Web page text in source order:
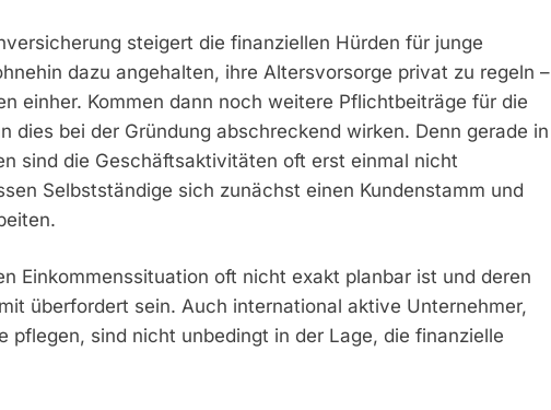
steigert die finanziellen Hürden für junge
dazu angehalten, ihre Altersvorsorge privat zu regeln –
einher. Kommen dann noch weitere Pflichtbeiträge für die
dies bei der Gründung abschreckend wirken. Denn gerade in
sind die Geschäftsaktivitäten oft erst einmal nicht
Selbstständige sich zunächst einen Kundenstamm und
Einkommenssituation oft nicht exakt planbar ist und deren
überfordert sein. Auch international aktive Unternehmer,
pflegen, sind nicht unbedingt in der Lage, die finanzielle